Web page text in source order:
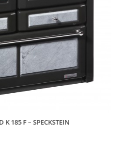
185 F – SPECKSTEIN